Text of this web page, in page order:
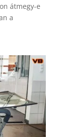
átmegy-e
a